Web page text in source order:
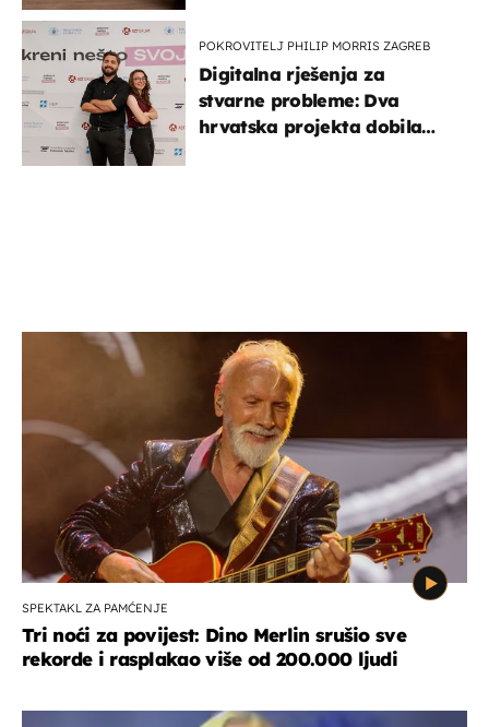
POKROVITELJ PHILIP MORRIS ZAGREB
Digitalna rješenja za
stvarne probleme: Dva
hrvatska projekta dobila
SPEKTAKL ZA PAMĆENJE
Tri noći za povijest: Dino Merlin srušio sve
rekorde i rasplakao više od 200.000 ljudi